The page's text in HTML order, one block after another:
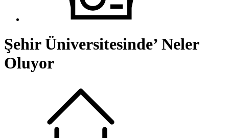
Şehir Üniversitesinde’ Neler
Oluyor